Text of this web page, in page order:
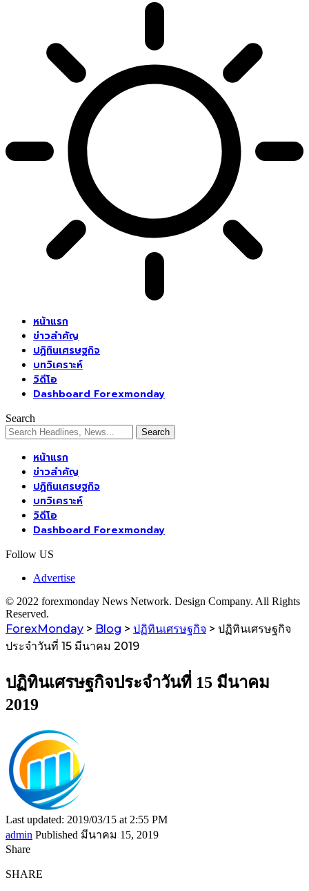
หน้าแรก
ข่าวสำคัญ
ปฏิทินเศรษฐกิจ
บทวิเคราะห์
วิดีโอ
Dashboard Forexmonday
Search
หน้าแรก
ข่าวสำคัญ
ปฏิทินเศรษฐกิจ
บทวิเคราะห์
วิดีโอ
Dashboard Forexmonday
Follow US
Advertise
© 2022 forexmonday News Network. Design Company. All Rights
Reserved.
ForexMonday > Blog > ปฏิทินเศรษฐกิจ > ปฏิทินเศรษฐกิจ
ประจำวันที่ 15 มีนาคม 2019
ปฏิทินเศรษฐกิจประจำวันที่ 15 มีนาคม
2019
Last updated: 2019/03/15 at 2:55 PM
admin Published มีนาคม 15, 2019
Share
SHARE